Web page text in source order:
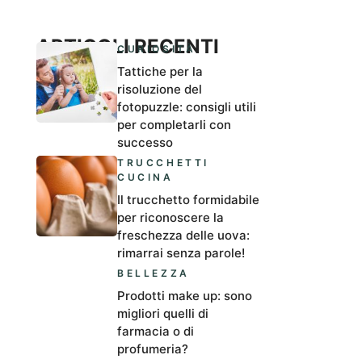
ARTICOLI RECENTI
CURIOSITÀ
Tattiche per la
risoluzione del
fotopuzzle: consigli utili
per completarli con
successo
TRUCCHETTI
CUCINA
Il trucchetto formidabile
per riconoscere la
freschezza delle uova:
rimarrai senza parole!
BELLEZZA
Prodotti make up: sono
migliori quelli di
farmacia o di
profumeria?